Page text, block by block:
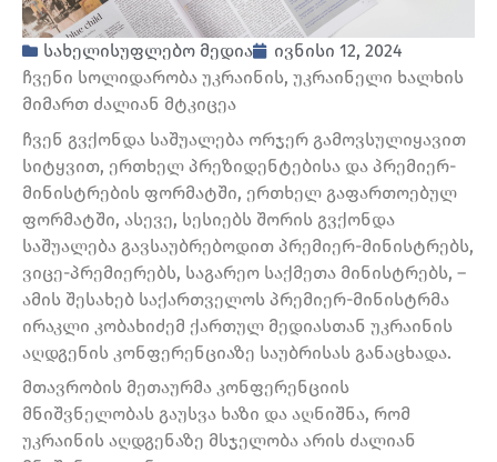
სახელისუფლებო მედია
ივნისი 12, 2024
ჩვენი სოლიდარობა უკრაინის, უკრაინელი ხალხის
მიმართ ძალიან მტკიცეა
ჩვენ გვქონდა საშუალება ორჯერ გამოვსულიყავით
სიტყვით, ერთხელ პრეზიდენტებისა და პრემიერ-
მინისტრების ფორმატში, ერთხელ გაფართოებულ
ფორმატში, ასევე, სესიებს შორის გვქონდა
საშუალება გავსაუბრებოდით პრემიერ-მინისტრებს,
ვიცე-პრემიერებს, საგარეო საქმეთა მინისტრებს, –
ამის შესახებ საქართველოს პრემიერ-მინისტრმა
ირაკლი კობახიძემ ქართულ მედიასთან უკრაინის
აღდგენის კონფერენციაზე საუბრისას განაცხადა.
მთავრობის მეთაურმა კონფერენციის
მნიშვნელობას გაუსვა ხაზი და აღნიშნა, რომ
უკრაინის აღდგენაზე მსჯელობა არის ძალიან